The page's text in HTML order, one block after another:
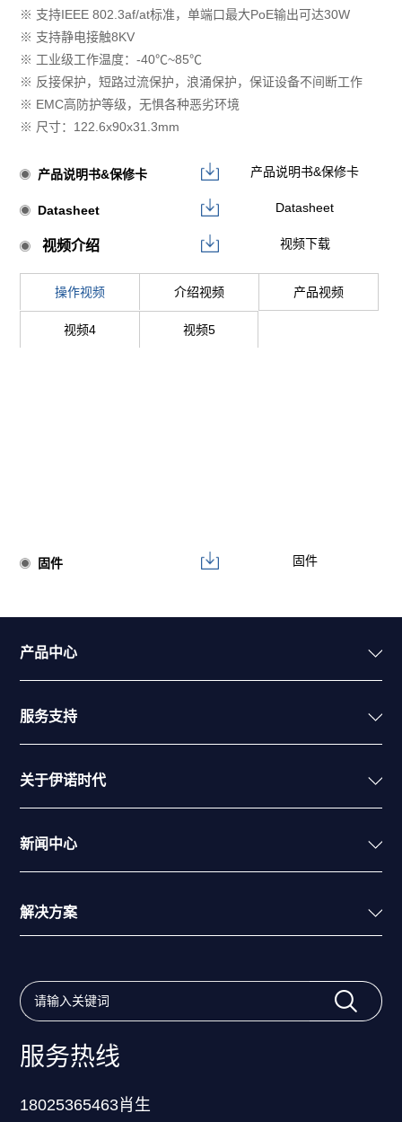
※ ⽀持IEEE 802.3af/at标准，单端⼝最⼤PoE输出可达30W
※ 支持静电接触8KV
※ 工业级工作温度：-40℃~85℃
※ 反接保护，短路过流保护，浪涌保护，保证设备不间断⼯作
※ EMC⾼防护等级，⽆惧各种恶劣环境
※ 尺寸：122.6x90x31.3mm
产品说明书&保修卡 产品说明书&保修卡
Datasheet Datasheet
视频介绍 视频下载
操作视频 介绍视频 产品视频
视频4 视频5
固件 固件
产品中心
服务支持
关于伊诺时代
新闻中心
解决方案
服务热线
18025365463肖生